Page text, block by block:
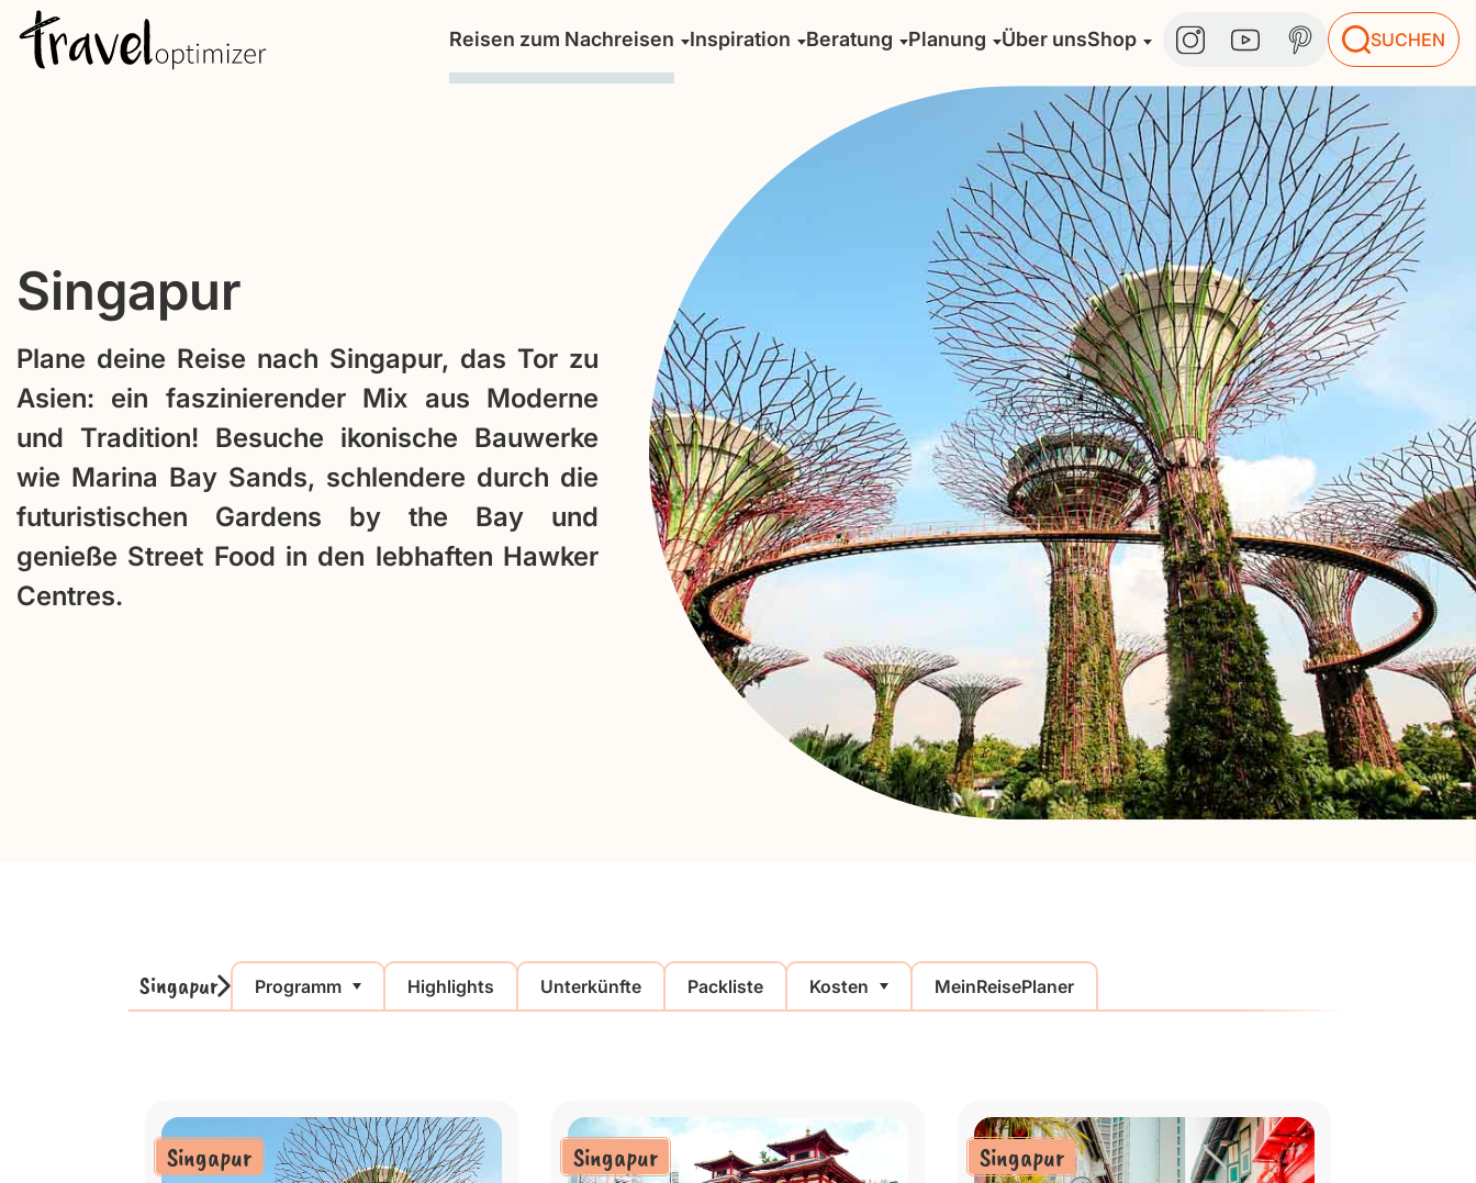
Reisen zum Nachreisen Inspiration Beratung Planung Über unsShop SUCHEN
Singapur
Plane deine Reise nach Singapur, das Tor zu
Asien: ein faszinierender Mix aus Moderne
und Tradition! Besuche ikonische Bauwerke
wie Marina Bay Sands, schlendere durch die
futuristischen Gardens by the Bay und
genieße Street Food in den lebhaften Hawker
Centres.
Singapur Programm Highlights Unterkünfte Packliste Kosten MeinReisePlaner
Singapur Singapur Singapur